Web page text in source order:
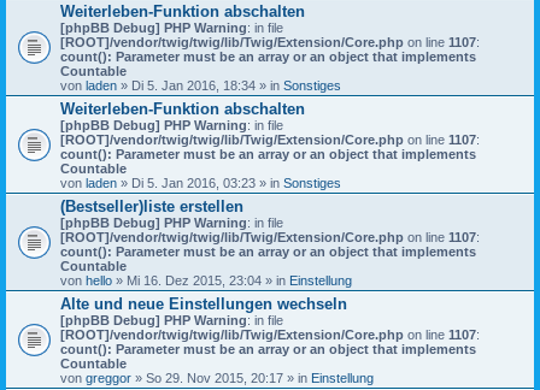
Weiterleben-Funktion abschalten
[phpBB Debug] PHP Warning: in file
[ROOT]/vendor/twig/twig/lib/Twig/Extension/Core.php on line 1107:
count(): Parameter must be an array or an object that implements
Countable
von laden » Di 5. Jan 2016, 18:34 » in Sonstiges
Weiterleben-Funktion abschalten
[phpBB Debug] PHP Warning: in file
[ROOT]/vendor/twig/twig/lib/Twig/Extension/Core.php on line 1107:
count(): Parameter must be an array or an object that implements
Countable
von laden » Di 5. Jan 2016, 03:23 » in Sonstiges
(Bestseller)liste erstellen
[phpBB Debug] PHP Warning: in file
[ROOT]/vendor/twig/twig/lib/Twig/Extension/Core.php on line 1107:
count(): Parameter must be an array or an object that implements
Countable
von hello » Mi 16. Dez 2015, 23:04 » in Einstellung
Alte und neue Einstellungen wechseln
[phpBB Debug] PHP Warning: in file
[ROOT]/vendor/twig/twig/lib/Twig/Extension/Core.php on line 1107:
count(): Parameter must be an array or an object that implements
Countable
von greggor » So 29. Nov 2015, 20:17 » in Einstellung